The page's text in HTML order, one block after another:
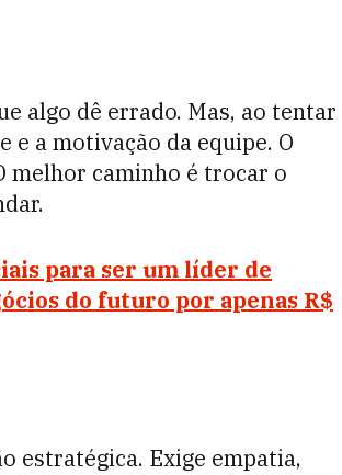
algo dê errado. Mas, ao tentar
a motivação da equipe. O
melhor caminho é trocar o
para ser um líder de
do futuro por apenas R$
estratégica. Exige empatia,